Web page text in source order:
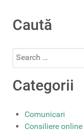
Caută
Search
for:
Categorii
Comunicari
Consiliere online